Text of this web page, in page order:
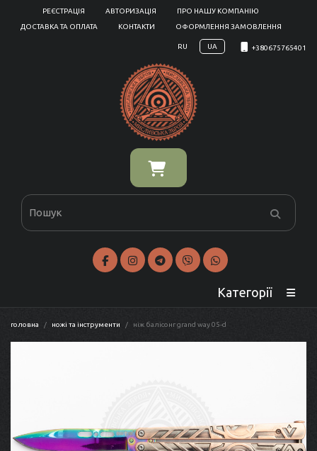
РЕЄСТРАЦІЯ АВТОРИЗАЦІЯ
ПРО НАШУ КОМПАНІЮ
ДОСТАВКА ТА ОПЛАТА
КОНТАКТИ ОФОРМЛЕННЯ ЗАМОВЛЕННЯ
RU UA +380675765401
Категорії
головна ножі та інструменти ніж балісонг grand way 05-d